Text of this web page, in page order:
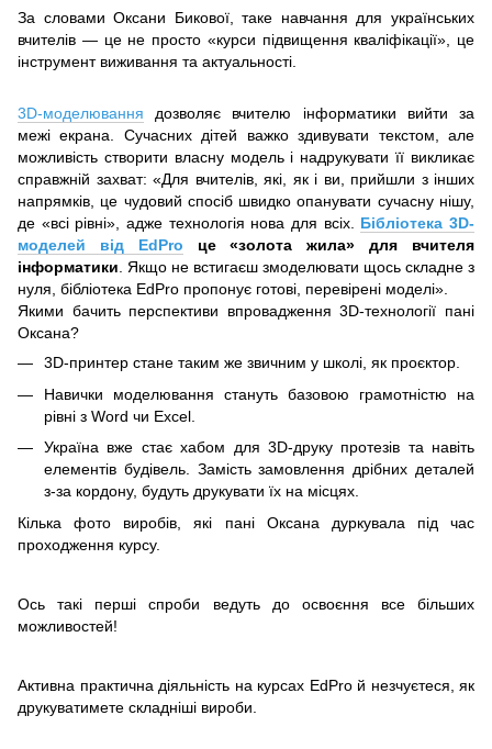
За словами Оксани Бикової, таке навчання для українських
вчителів — це не просто «курси підвищення кваліфікації», це
інструмент виживання та актуальності.
3D-моделювання дозволяє вчителю інформатики вийти за
межі екрана. Сучасних дітей важко здивувати текстом, але
можливість створити власну модель і надрукувати її викликає
справжній захват: «Для вчителів, які, як і ви, прийшли з інших
напрямків, це чудовий спосіб швидко опанувати сучасну нішу,
де «всі рівні», адже технологія нова для всіх. Бібліотека 3D-
моделей від EdPro це «золота жила» для вчителя
інформатики. Якщо не встигаєш змоделювати щось складне з
нуля, бібліотека EdPro пропонує готові, перевірені моделі».
Якими бачить перспективи впровадження 3D-технології пані
Оксана?
3D-принтер стане таким же звичним у школі, як проєктор.
Навички моделювання стануть базовою грамотністю на
рівні з Word чи Excel.
Україна вже стає хабом для 3D-друку протезів та навіть
елементів будівель. Замість замовлення дрібних деталей
з-за кордону, будуть друкувати їх на місцях.
Кілька фото виробів, які пані Оксана дуркувала під час
проходження курсу.
Ось такі перші спроби ведуть до освоєння все більших
можливостей!
Активна практична діяльність на курсах EdPro й незчуєтеся, як
друкуватимете складніші вироби.